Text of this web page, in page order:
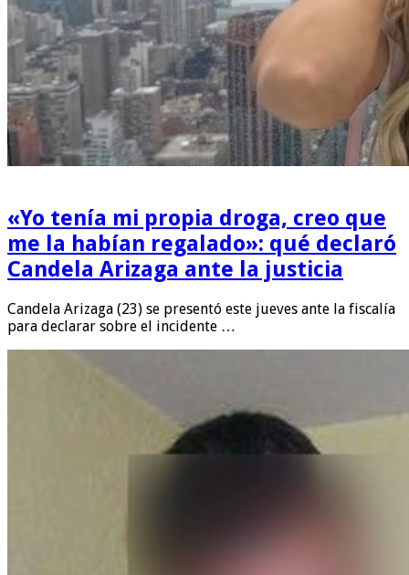
«Yo tenía mi propia droga, creo que
me la habían regalado»: qué declaró
Candela Arizaga ante la justicia
Candela Arizaga (23) se presentó este jueves ante la fiscalía
para declarar sobre el incidente …